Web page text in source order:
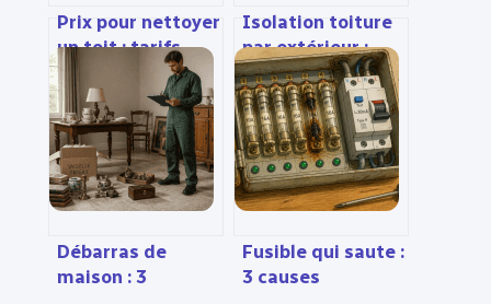
Prix pour nettoyer
un toit : tarifs,
méthodes et vrais
coûts à prévoir
Isolation toiture
par extérieur :
méthode, prix,
aides et erreurs à
éviter
Débarras de
maison : 3
Fusible qui saute :
3 causes